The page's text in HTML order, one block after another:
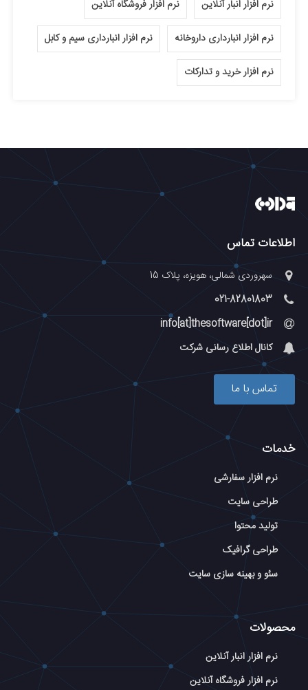
نرم افزار انبار آنلاین نرم افزار فروشگاه آنلاین
نرم افزار انبارداری داروخانه نرم افزار انبارداری سیم و کابل
نرم افزار خرید و تدارکات
اطلاعات تماس
سهروردی شمالی، هویزه، پلاک 15
021-82801803
info[at]thesoftware[dot]ir
کانال اطلاع رسانی شرکت
تماس با ما
خدمات
نرم افزار سفارشی
طراحی سایت
تولید محتوا
طراحی گرافیک
سئو و بهینه سازی سایت
محصولات
نرم افزار انبار آنلاین
نرم افزار فروشگاه آنلاین